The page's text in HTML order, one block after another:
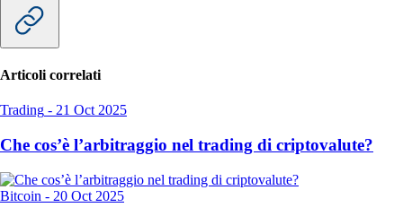
Articoli correlati
Trading - 21 Oct 2025
Che cos’è l’arbitraggio nel trading di criptovalute?
Bitcoin - 20 Oct 2025